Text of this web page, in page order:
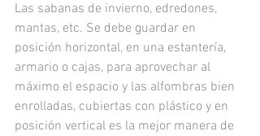
Las sabanas de invierno, edredones,
mantas, etc. Se debe guardar en
posición horizontal, en una estantería,
armario o cajas, para aprovechar al
máximo el espacio y las alfombras bien
enrolladas, cubiertas con plástico y en
posición vertical es la mejor manera de